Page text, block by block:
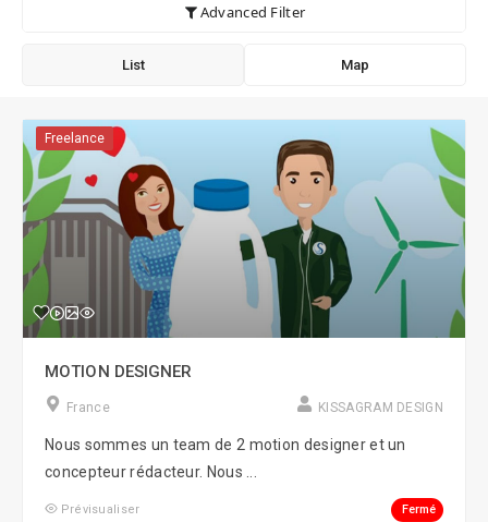
Advanced Filter
List Map
Freelance
MOTION DESIGNER
France KISSAGRAM DESIGN
Nous sommes un team de 2 motion designer et un
concepteur rédacteur. Nous ...
Prévisualiser Fermé